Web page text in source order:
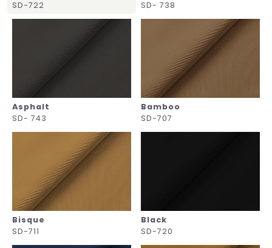
SD-722
SD- 738
Asphalt
SD- 743
Bamboo
SD-707
Bisque
SD-711
Black
SD-720